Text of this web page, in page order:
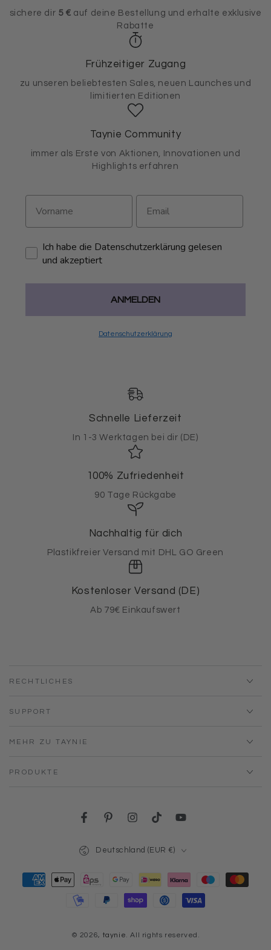
sichere dir 5 € auf deine Bestellung und erhalte exklusive
Rabatte
Frühzeitiger Zugang
zu unseren beliebtesten Sales, neuen Launches und
limitierten Editionen
Taynie Community
immer als Erste von Aktionen, Innovationen und
Highlights erfahren
Ich habe die Datenschutzerklärung gelesen
und akzeptiert
ANMELDEN
Datenschutzerklärung
Schnelle Lieferzeit
In 1-3 Werktagen bei dir (DE)
100% Zufriedenheit
90 Tage Rückgabe
Nachhaltig für dich
Plastikfreier Versand mit DHL GO Green
Kostenloser Versand (DE)
Ab 79€ Einkaufswert
RECHTLICHES
SUPPORT
MEHR ZU TAYNIE
PRODUKTE
FacebookPinterestInstagram
TikTokYouTube
© 2026, taynie. All rights reserved.
Deutschland (EUR €)
Zahlungsmöglichkeiten